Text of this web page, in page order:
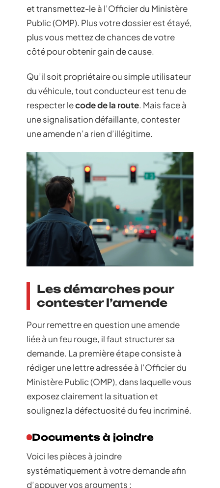
et transmettez-le à l’Officier du Ministère
Public (OMP). Plus votre dossier est étayé,
plus vous mettez de chances de votre
côté pour obtenir gain de cause.
Qu’il soit propriétaire ou simple utilisateur
du véhicule, tout conducteur est tenu de
respecter lecode de la route. Mais face à
une signalisation défaillante, contester
une amende n’a rien d’illégitime.
Les démarches pour
contester l’amende
Pour remettre en question une amende
liée à un feu rouge, il faut structurer sa
demande. La première étape consiste à
rédiger une lettre adressée à l’Officier du
Ministère Public (OMP), dans laquelle vous
exposez clairement la situation et
soulignez la défectuosité du feu incriminé.
Documents à joindre
Voici les pièces à joindre
systématiquement à votre demande afin
d’appuyer vos arguments :